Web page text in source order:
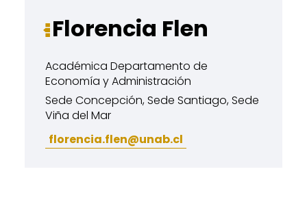
Florencia Flen
Académica Departamento de
Economía y Administración
Sede Concepción, Sede Santiago, Sede
Viña del Mar
florencia.flen@unab.cl